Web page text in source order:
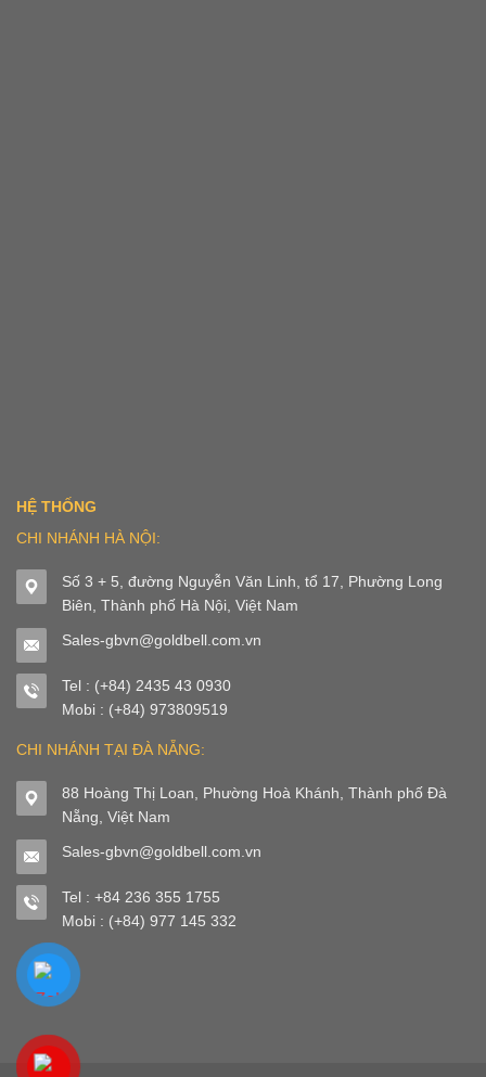
HỆ THỐNG
CHI NHÁNH HÀ NỘI:
Số 3 + 5, đường Nguyễn Văn Linh, tổ 17, Phường Long
Biên, Thành phố Hà Nội, Việt Nam
Sales-gbvn@goldbell.com.vn
Tel : (+84) 2435 43 0930
Mobi : (+84) 973809519
CHI NHÁNH TẠI ĐÀ NẴNG:
88 Hoàng Thị Loan, Phường Hoà Khánh, Thành phố Đà
Nẵng, Việt Nam
Sales-gbvn@goldbell.com.vn
Tel : +84 236 355 1755
Mobi : (+84) 977 145 332